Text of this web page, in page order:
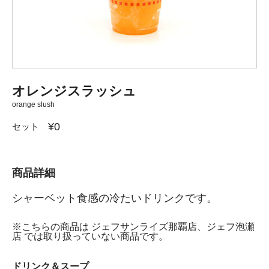
オレンジスラッシュ
orange slush
セット ¥0
商品詳細
シャーベット食感の冷たいドリンクです。
※こちらの商品は ジェフサンライズ那覇店、ジェフ泡瀬
店 では取り扱っていない商品です。
ドリンク＆スープ